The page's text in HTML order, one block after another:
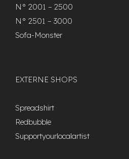
N° 2001 – 2500
N° 2501 – 3000
Sofa-Monster
EXTERNE SHOPS
Spreadshirt
Redbubble
Supportyourlocalartist